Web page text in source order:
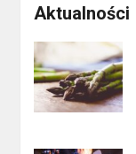
Aktualności